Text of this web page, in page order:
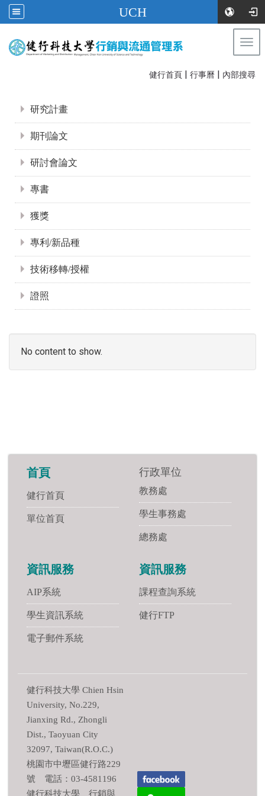
UCH
健行首頁 | 行事曆 | 內部搜尋
研究計畫
期刊論文
研討會論文
專書
獲獎
專利/新品種
技術移轉/授權
證照
No content to show.
首頁
健行首頁
單位首頁
行政單位
教務處
學生事務處
總務處
資訊服務
AIP系統
學生資訊系統
電子郵件系統
資訊服務
課程查詢系統
健行FTP
健行科技大學 Chien Hsin
University, No.229,
Jianxing Rd., Zhongli
Dist., Taoyuan City
32097, Taiwan(R.O.C.)
桃園市中壢區健行路229
號 電話：03-4581196
健行科技大學 行銷與